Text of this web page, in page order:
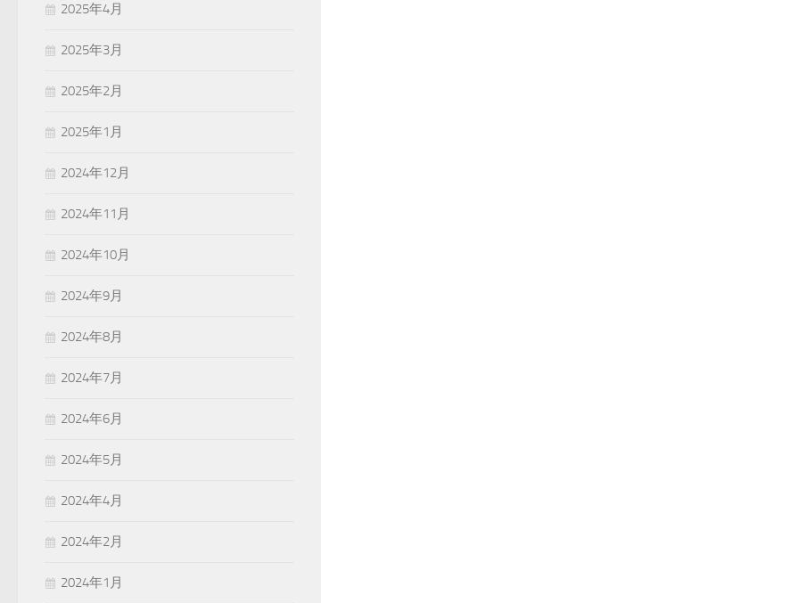
2025年4月
2025年3月
2025年2月
2025年1月
2024年12月
2024年11月
2024年10月
2024年9月
2024年8月
2024年7月
2024年6月
2024年5月
2024年4月
2024年2月
2024年1月